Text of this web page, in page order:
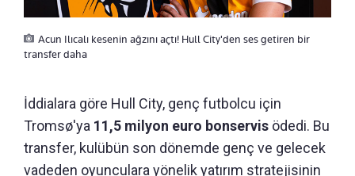
Acun Ilıcalı kesenin ağzını açtı! Hull City'den ses getiren bir
transfer daha
İddialara göre Hull City, genç futbolcu için
Tromsø'ya 11,5 milyon euro bonservis ödedi. Bu
transfer, kulübün son dönemde genç ve gelecek
vadeden oyunculara yönelik yatırım stratejisinin